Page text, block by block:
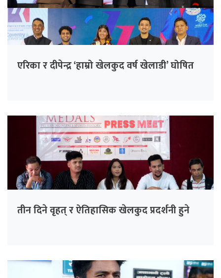
एरिका र दीपेन्द्र ‘हाम्रो खेलकुद वर्ष खेलाडी’ घोषित
तीन दिने वृहत् र ऐतिहासिक खेलकुद प्रदर्शनी हुने